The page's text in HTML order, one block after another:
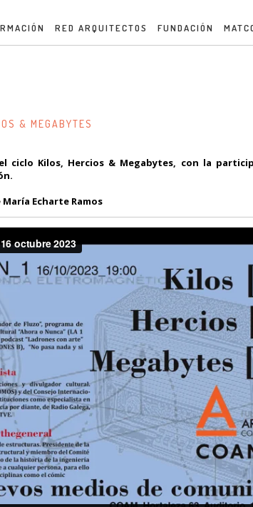
RED ARQUITECTOS FUNDACIÓN
& MEGABYTES
ciclo Kilos, Hercios & Megabytes, con la
Echarte Ramos